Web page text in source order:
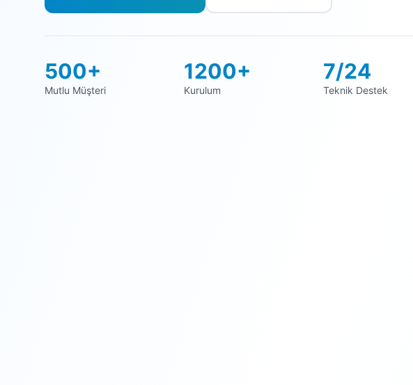
500+
Mutlu Müşteri
1200+
Kurulum
7/24
Teknik Destek